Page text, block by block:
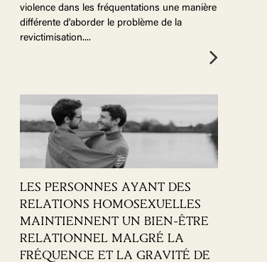
violence dans les fréquentations une manière
différente d'aborder le problème de la
revictimisation....
LES PERSONNES AYANT DES
RELATIONS HOMOSEXUELLES
MAINTIENNENT UN BIEN-ÊTRE
RELATIONNEL MALGRÉ LA
FRÉQUENCE ET LA GRAVITÉ DE